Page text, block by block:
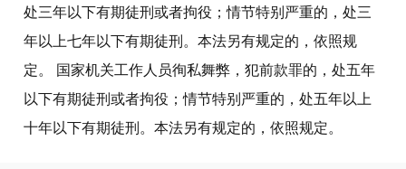
处三年以下有期徒刑或者拘役；情节特别严重的，处三
年以上七年以下有期徒刑。本法另有规定的，依照规
定。 国家机关工作人员徇私舞弊，犯前款罪的，处五年
以下有期徒刑或者拘役；情节特别严重的，处五年以上
十年以下有期徒刑。本法另有规定的，依照规定。